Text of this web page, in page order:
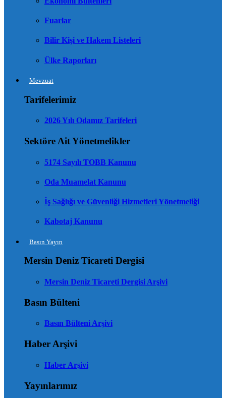
Fuarlar
Bilir Kişi ve Hakem Listeleri
Ülke Raporları
Mevzuat
Tarifelerimiz
2026 Yılı Odamız Tarifeleri
Sektöre Ait Yönetmelikler
5174 Sayılı TOBB Kanunu
Oda Muamelat Kanunu
İş Sağlığı ve Güvenliği Hizmetleri Yönetmeliği
Kabotaj Kanunu
Basın Yayın
Mersin Deniz Ticareti Dergisi
Mersin Deniz Ticareti Dergisi Arşivi
Basın Bülteni
Basın Bülteni Arşivi
Haber Arşivi
Haber Arşivi
Yayınlarımız